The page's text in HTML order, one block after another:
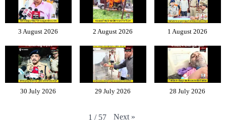
3 August 2026 2 August 2026 1 August 2026
30 July 2026 29 July 2026 28 July 2026
1 / 57 Next »